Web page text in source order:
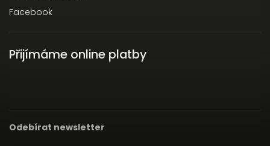
Facebook
Přijímáme online platby
Odebírat newsletter